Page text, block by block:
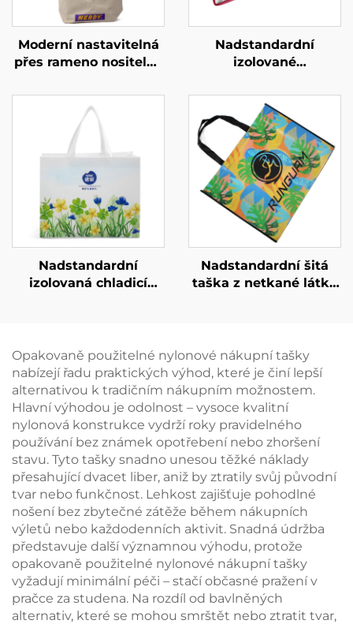
Moderní nastavitelná
přes rameno nositelná
personalizované barvy
pro uliční styl
Nadstandardní
izolované
potravinové tašky,
skládací chladicí taška
na potraviny pro
podnikové značkovací
akce a propagaci
Nadstandardní
izolovaná chladicí
taška s motivem
ptáků a květin
Nadstandardní šitá
taška z netkané látky
B2B
Opakovaně použitelné nylonové nákupní tašky
nabízejí řadu praktických výhod, které je činí lepší
alternativou k tradičním nákupním možnostem.
Hlavní výhodou je odolnost – vysoce kvalitní
nylonová konstrukce vydrží roky pravidelného
používání bez známek opotřebení nebo zhoršení
stavu. Tyto tašky snadno unesou těžké náklady
přesahující dvacet liber, aniž by ztratily svůj původní
tvar nebo funkčnost. Lehkost zajišťuje pohodlné
nošení bez zbytečné zátěže během nákupních
výletů nebo každodenních aktivit. Snadná údržba
představuje další významnou výhodu, protože
opakovaně použitelné nylonové nákupní tašky
vyžadují minimální péči – stačí občasné pražení v
pračce za studena. Na rozdíl od bavlněných
alternativ, které se mohou smrštět nebo ztratit tvar,